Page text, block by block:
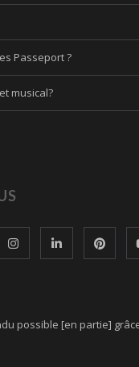
Passeport ?
musical?
possible [en partie]